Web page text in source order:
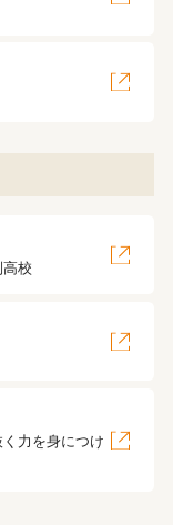
校
力を身につけ